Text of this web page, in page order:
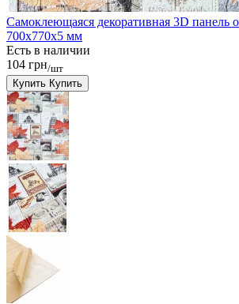
Самоклеющаяся декоративная 3D панель
700x770x5 мм
Есть в наличии
104 грн/шт
Купить Купить